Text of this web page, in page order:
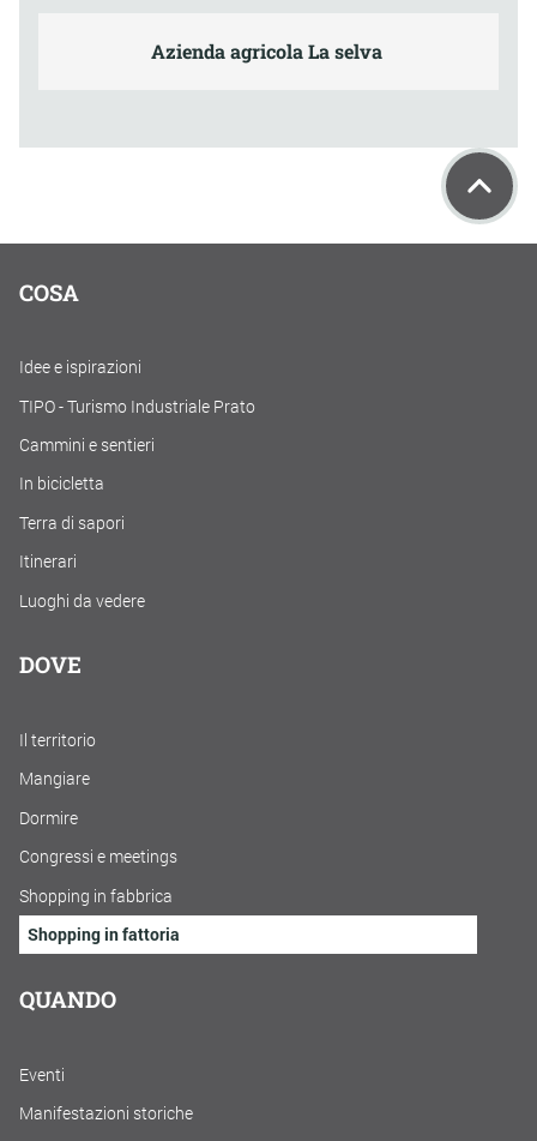
Azienda agricola La selva
COSA
Idee e ispirazioni
TIPO - Turismo Industriale Prato
Cammini e sentieri
In bicicletta
Terra di sapori
Itinerari
Luoghi da vedere
DOVE
Il territorio
Mangiare
Dormire
Congressi e meetings
Shopping in fabbrica
Shopping in fattoria
QUANDO
Eventi
Manifestazioni storiche